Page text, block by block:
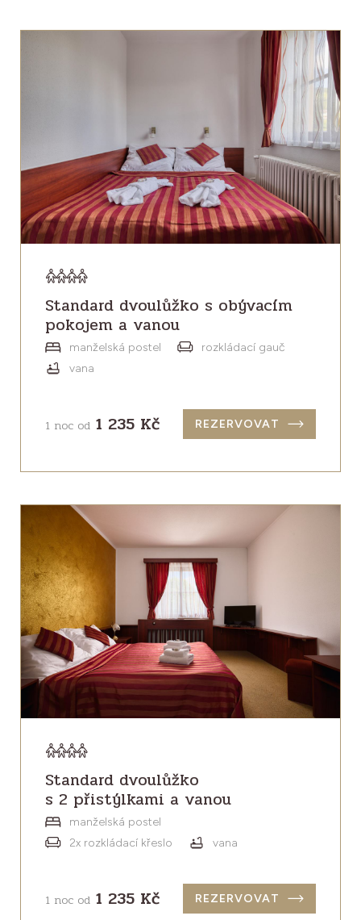
Standard dvoulůžko s obývacím
pokojem a vanou
manželská postel
rozkládací gauč
vana
1 noc od 1 235 Kč REZERVOVAT
Standard dvoulůžko
s 2 přistýlkami a vanou
manželská postel
2x rozkládací křeslo
vana
1 noc od 1 235 Kč REZERVOVAT